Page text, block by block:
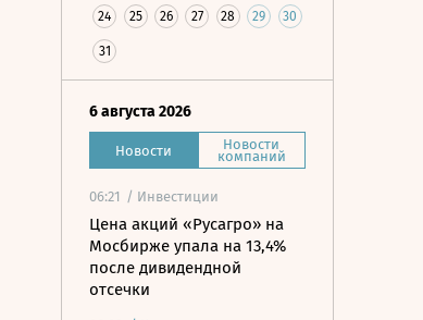
24 25 26 27 28 29 30
31
6 августа 2026
Новости Новости
компаний
06:21 / Инвестиции
Цена акций «Русагро» на
Мосбирже упала на 13,4%
после дивидендной
отсечки